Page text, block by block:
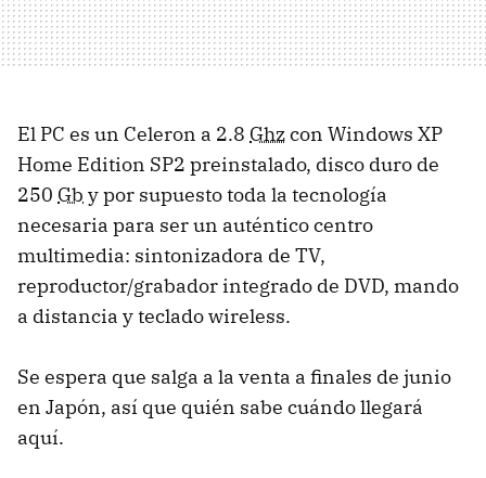
El PC es un Celeron a 2.8 Ghzcon Windows XP
Home Edition SP2 preinstalado, disco duro de
250 Gb y por supuesto toda la tecnología
necesaria para ser un auténtico centro
multimedia: sintonizadora de TV,
reproductor/grabador integrado de DVD, mando
a distancia y teclado wireless.
Se espera que salga a la venta a finales de junio
en Japón, así que quién sabe cuándo llegará
aquí.